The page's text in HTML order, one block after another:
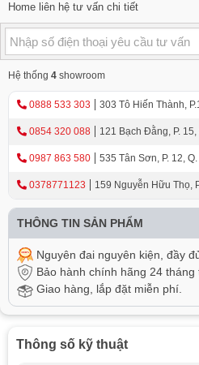
Home liên hệ tư vấn chi tiết
Hệ thống 4 showroom
0888 533 303 303 Tô Hiến Thành,
0854 320 088 121 Bạch Đằng, P.
0987 863 580 535 Tân Sơn, P. 12,
0378771123
159 Nguyễn Hữu Thọ,
THÔNG TIN SẢN PHẨM
Nguyên đai nguyên kiện, đầy
Bảo hành chính hãng 24 tháng
Giao hàng, lắp đặt miễn phí.
Thông số kỹ thuật